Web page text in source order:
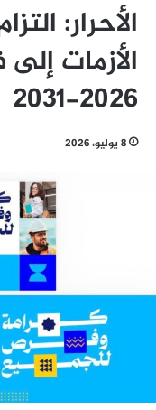
الأحرار:
الأزمات
2026-2031
8 يوليو، 2026